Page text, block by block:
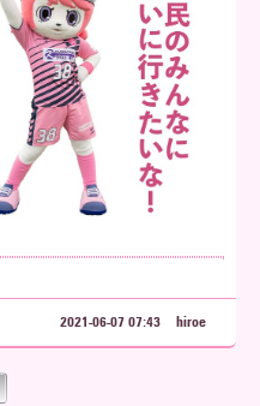
2021-06-07 07:43 hiroe